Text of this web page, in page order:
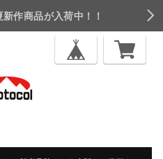
作商品が入荷中！！